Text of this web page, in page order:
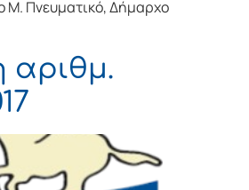
Μ. Πνευματικό, Δήμαρχo